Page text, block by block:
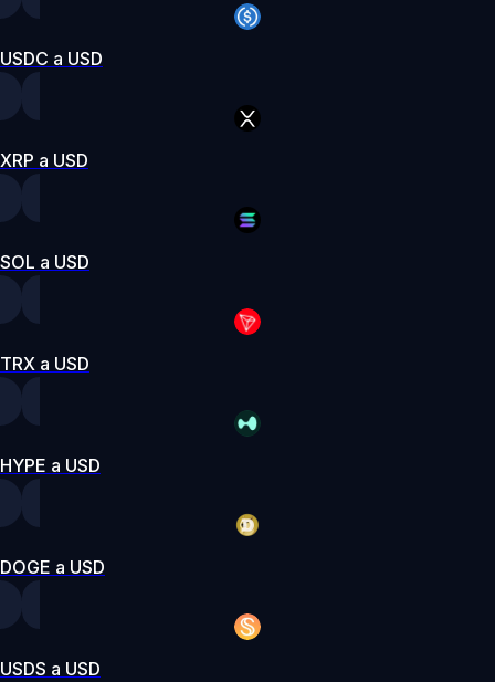
USDC a USD
XRP a USD
SOL a USD
TRX a USD
HYPE a USD
DOGE a USD
USDS a USD